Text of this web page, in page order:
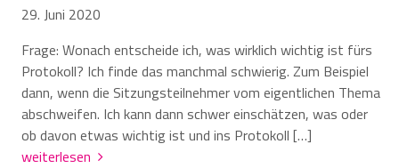
29. Juni 2020
Frage: Wonach entscheide ich, was wirklich wichtig ist fürs
Protokoll? Ich finde das manchmal schwierig. Zum Beispiel
dann, wenn die Sitzungsteilnehmer vom eigentlichen Thema
abschweifen. Ich kann dann schwer einschätzen, was oder
ob davon etwas wichtig ist und ins Protokoll […]
weiterlesen